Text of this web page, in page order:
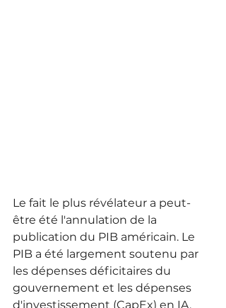
Le fait le plus révélateur a peut-
être été l'annulation de la
publication du PIB américain. Le
PIB a été largement soutenu par
les dépenses déficitaires du
gouvernement et les dépenses
d'investissement (CapEx) en IA.